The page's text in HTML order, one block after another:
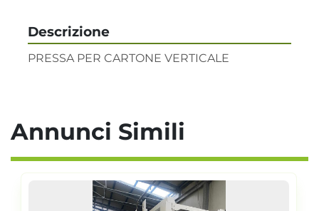
Descrizione
PRESSA PER CARTONE VERTICALE
Annunci Simili